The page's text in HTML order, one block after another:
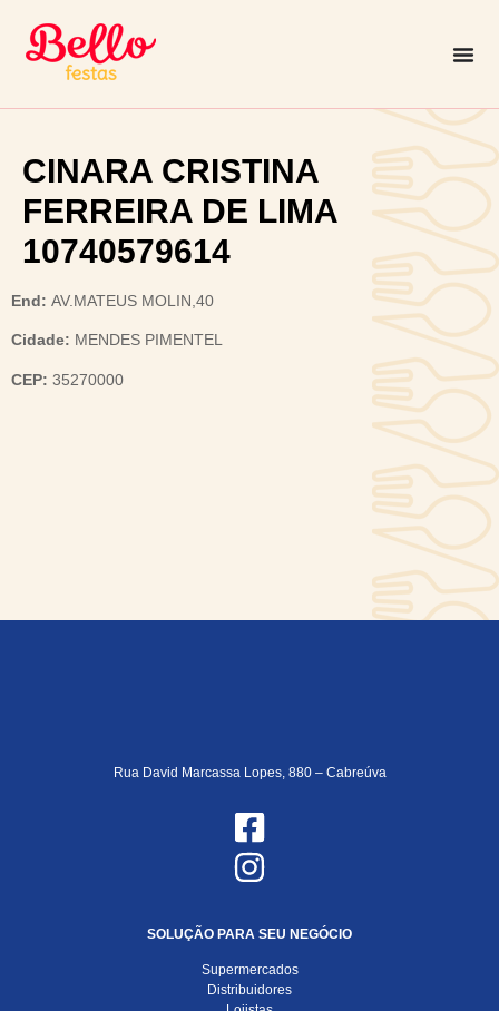
CINARA CRISTINA
FERREIRA DE LIMA
10740579614
End: AV.MATEUS MOLIN,40
Cidade: MENDES PIMENTEL
CEP: 35270000
Rua David Marcassa Lopes, 880 – Cabreúva
SOLUÇÃO PARA SEU NEGÓCIO
Supermercados
Distribuidores